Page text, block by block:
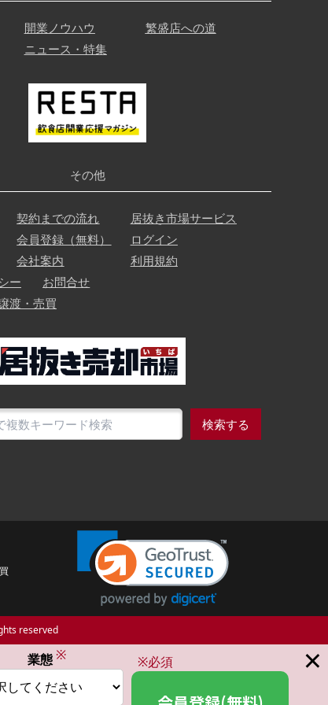
開業ノウハウ
繁盛店への道
ニュース・特集
その他
契約までの流れ
居抜き市場サービス
会員登録（無料）
ログイン
会社案内
利用規約
ー
お問合せ
渡・売買
検索する
reserved
×
業態 ※ ※必須